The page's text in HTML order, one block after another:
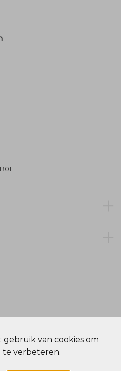
gebruik van cookies om
te verbeteren.